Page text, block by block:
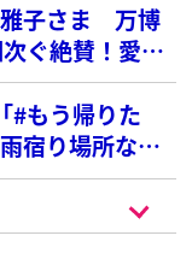
雅子さま 万博
ぐ絶賛！愛子
#もう帰りた
宿り場所なし